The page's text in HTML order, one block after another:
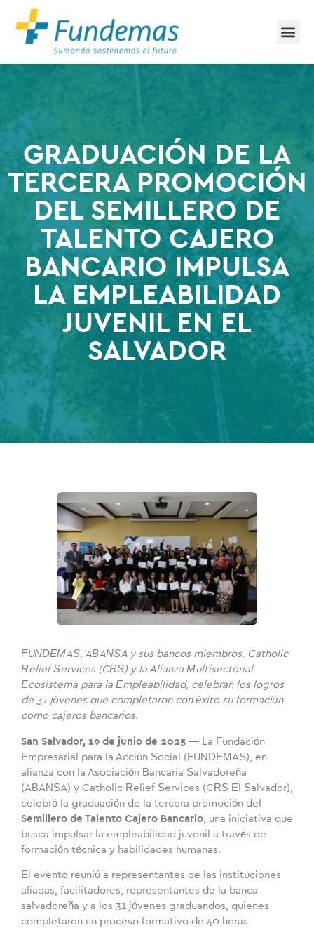
GRADUACIÓN DE LA
TERCERA PROMOCIÓN
DEL SEMILLERO DE
TALENTO CAJERO
BANCARIO IMPULSA
LA EMPLEABILIDAD
JUVENIL EN EL
SALVADOR
FUNDEMAS, ABANSA y sus bancos miembros, Catholic
Relief Services (CRS) y la Alianza Multisectorial
Ecosistema para la Empleabilidad, celebran los logros
de 31 jóvenes que completaron con éxito su formación
como cajeros bancarios.
San Salvador, 19 de junio de 2025 — La Fundación
Empresarial para la Acción Social (FUNDEMAS), en
alianza con la Asociación Bancaria Salvadoreña
(ABANSA) y Catholic Relief Services (CRS El Salvador),
celebró la graduación de la tercera promoción del
Semillero de Talento Cajero Bancario , una iniciativa que
busca impulsar la empleabilidad juvenil a través de
formación técnica y habilidades humanas.
El evento reunió a representantes de las instituciones
aliadas, facilitadores, representantes de la banca
salvadoreña y a los 31 jóvenes graduandos, quienes
completaron un proceso formativo de 40 horas